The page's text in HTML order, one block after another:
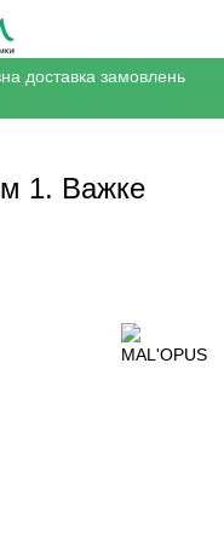
доставка замовлень
1. Важке